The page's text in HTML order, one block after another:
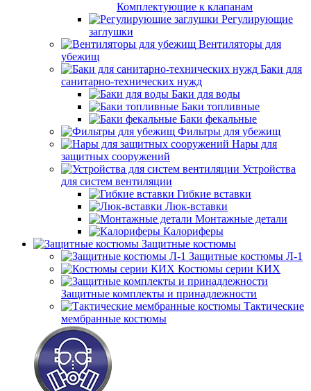
Комплектующие к клапанам
Регулирующие
заглушки
Вентиляторы для
убежищ
Баки для
санитарно-технических нужд
Баки для воды
Баки топливные
Баки фекальные
Фильтры для убежищ
Нары для
защитных сооружений
Устройства
для систем вентиляции
Гибкие вставки
Люк-вставки
Монтажные детали
Калориферы
Защитные костюмы
Защитные костюмы Л-1
Костюмы серии КИХ
Защитные комплекты и принадлежности
Тактические
мембранные костюмы